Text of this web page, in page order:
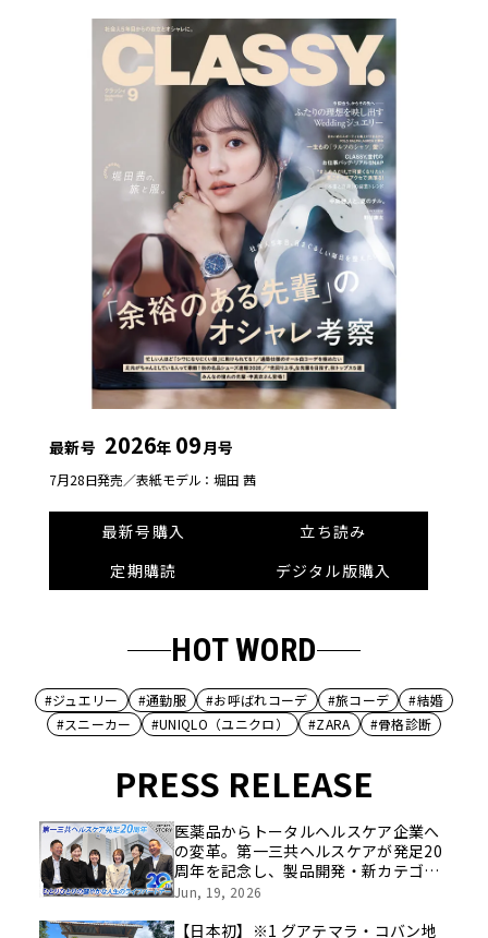
最新号 2026年 09月号
7月28日発売／表紙モデル：堀田 茜
最新号購入
立ち読み
定期購読
デジタル版購入
HOT WORD
#ジュエリー #通勤服 #お呼ばれコーデ #旅コーデ
#結婚
#スニーカー
#UNIQLO（ユニクロ） #ZARA #骨格診断
PRESS RELEASE
医薬品からトータルヘルスケア企業へ
の変革。第一三共ヘルスケアが発足20
周年を記念し、製品開発・新カテゴリ
挑戦の舞台や旧社統合時のエピソード
像を公開！
Jun, 19, 2026
【日本初】※1 グアテマラ・コバン地